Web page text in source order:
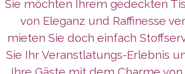
Sie möchten Ihrem gedeckten
von Eleganz und Raffinesse
mieten Sie doch einfach
Sie Ihr Veranstlatungs-Erlebnis